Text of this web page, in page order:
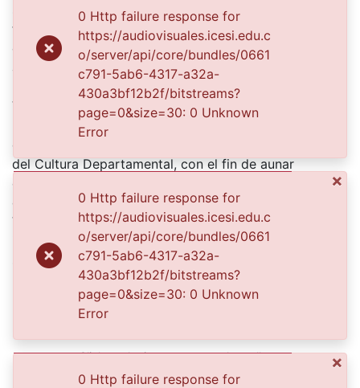
sus pupitres estudian mientras la profesora desde el
tablero les da indicaciones matemáticas. El salón de
clase está construido en ladrillo pintado de blanco y
afuera brilla el sol.
El Archivo del Patrimonio Fotográfico y Fílmico del
Valle del Cauca es responsabilidad de la Biblioteca
Departamental del Valle Jorge Garcés Borrero, por
convenio de cooperación suscrito con la Secretaria
del Cultura Departamental, con el fin de aunar
esfuerzos para su conservación, preservación y
divulgación del Archivo entre la comunidad
Vallecaucana, especialmente entre los estudiantes e
investigadores que visitan la Biblioteca, propiciando el
su uso y consulta permanente. La universidad Icesi es
un colaborador en el proceso de difusión, facilitando
la tecnología que permite la consulta de las imágenes.
Click on the image to open the gallery.
0 Http failure response for
https://audiovisuales.icesi.edu.c
o/server/api/core/bundles/0661
c791-5ab6-4317-a32a-
430a3bf12b2f/bitstreams?
page=0&size=30: 0 Unknown
Error
×
0 Http failure response for
https://audiovisuales.icesi.edu.c
o/server/api/core/bundles/0661
c791-5ab6-4317-a32a-
430a3bf12b2f/bitstreams?
page=0&size=30: 0 Unknown
Error
×
0 Http failure response for